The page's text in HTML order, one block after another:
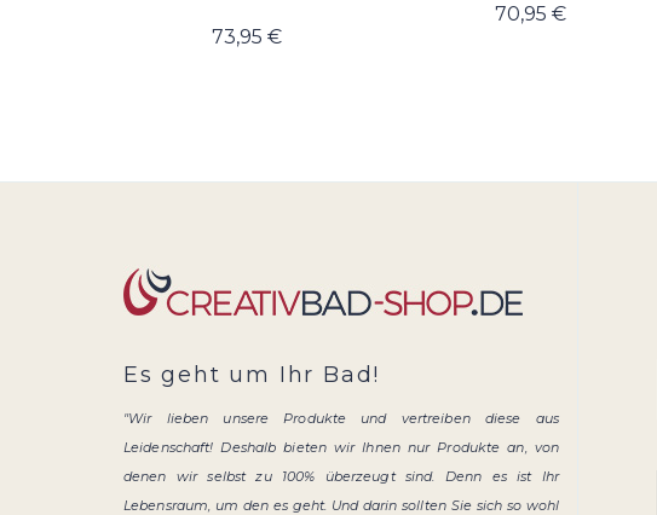
73,95 €
70,95 €
Es geht um Ihr Bad!
"Wir lieben unsere Produkte und vertreiben diese aus
Leidenschaft! Deshalb bieten wir Ihnen nur Produkte an, von
denen wir selbst zu 100% überzeugt sind. Denn es ist Ihr
Lebensraum, um den es geht. Und darin sollten Sie sich so wohl